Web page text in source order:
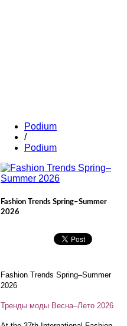
Podium
/
Podium
Fashion Trends Spring–Summer
2026
Fashion Trends Spring–Summer
2026
Тренды моды Весна–Лето 2026